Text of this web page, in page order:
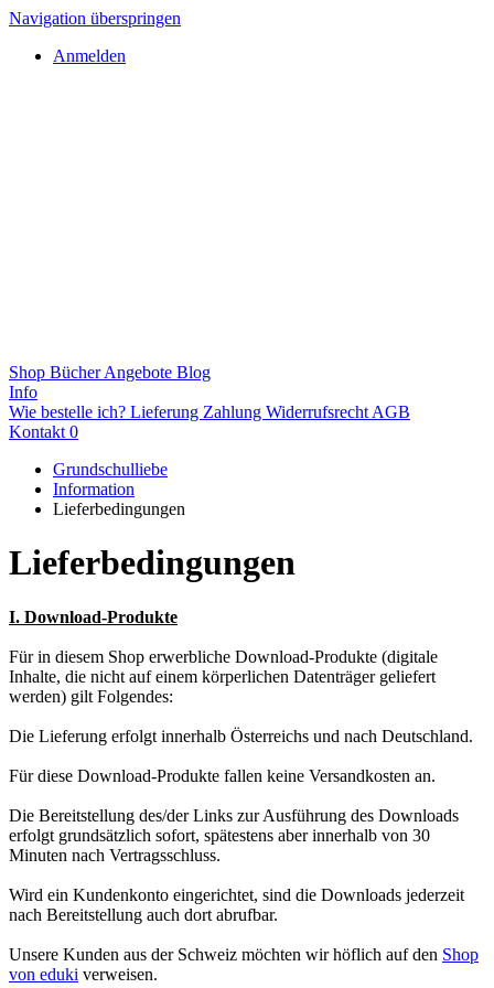
Navigation überspringen
Anmelden
Shop BücherAngebote Blog
Info
Wie bestelle ich? Lieferung Zahlung Widerrufsrecht AGB
Kontakt 0
Grundschulliebe
Information
Lieferbedingungen
Lieferbedingungen
I. Download-Produkte
Für in diesem Shop erwerbliche Download-Produkte (digitale
Inhalte, die nicht auf einem körperlichen Datenträger geliefert
werden) gilt Folgendes:
Die Lieferung erfolgt innerhalb Österreichs und nach Deutschland.
Für diese Download-Produkte fallen keine Versandkosten an.
Die Bereitstellung des/der Links zur Ausführung des Downloads
erfolgt grundsätzlich sofort, spätestens aber innerhalb von 30
Minuten nach Vertragsschluss.
Wird ein Kundenkonto eingerichtet, sind die Downloads jederzeit
nach Bereitstellung auch dort abrufbar.
Unsere Kunden aus der Schweiz möchten wir höflich auf den Shop
von eduki verweisen.